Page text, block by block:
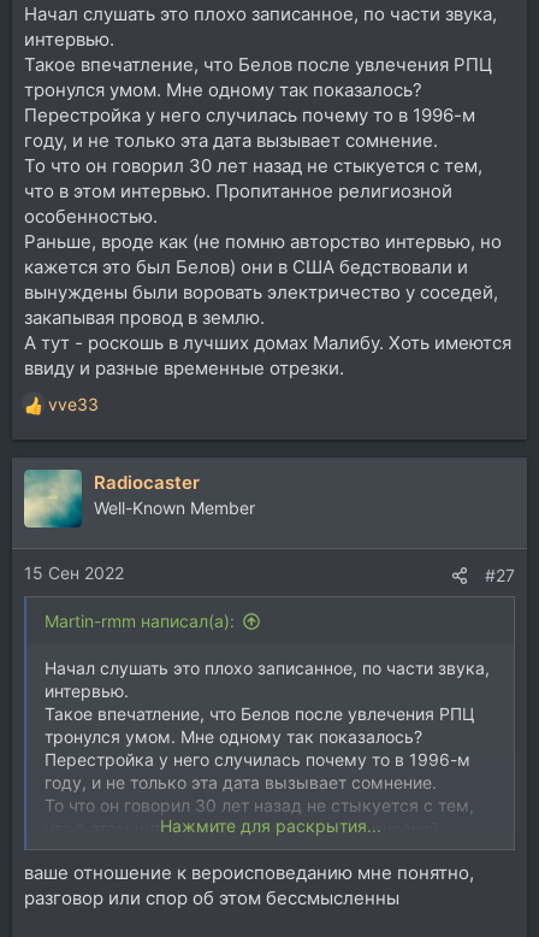
Начал слушать это плохо записанное, по части звука,
интервью.
Такое впечатление, что Белов после увлечения РПЦ
тронулся умом. Мне одному так показалось?
Перестройка у него случилась почему то в 1996-м
году, и не только эта дата вызывает сомнение.
То что он говорил 30 лет назад не стыкуется с тем,
что в этом интервью. Пропитанное религиозной
особенностью.
Раньше, вроде как (не помню авторство интервью, но
кажется это был Белов) они в США бедствовали и
вынуждены были воровать электричество у соседей,
закапывая провод в землю.
А тут - роскошь в лучших домах Малибу. Хоть имеются
ввиду и разные временные отрезки.
Р
е
а
к
ц
и
и
:
vve33
Radiocaster
Well-Known Member
15 Сен 2022 #27
Martin-rmm написал(а):
Начал слушать это плохо записанное, по части звука,
интервью.
Такое впечатление, что Белов после увлечения РПЦ
тронулся умом. Мне одному так показалось?
Перестройка у него случилась почему то в 1996-м
году, и не только эта дата вызывает сомнение.
То что он говорил 30 лет назад не стыкуется с тем,
что в этом интервью. Пропитанное религиозной
особенностью.
Раньше, вроде как (не помню авторство интервью, но
кажется это был Белов) они в США бедствовали и
Нажмите для раскрытия...
ваше отношение к вероисповеданию мне понятно,
разговор или спор об этом бессмысленны